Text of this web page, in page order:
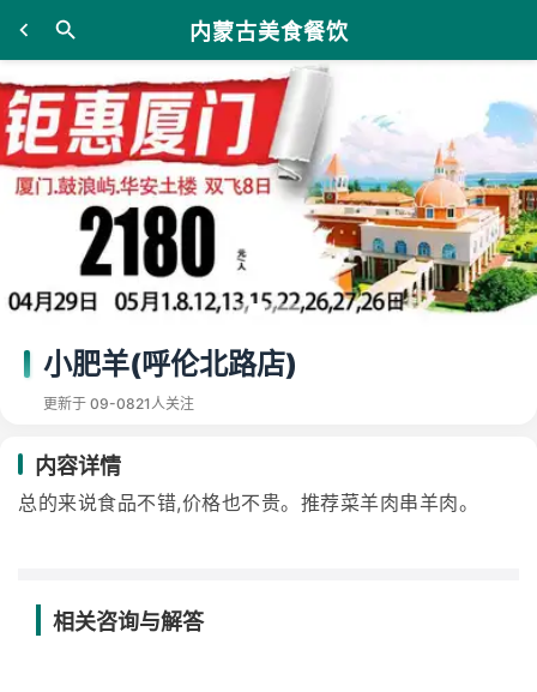
内蒙古美食餐饮
小肥羊(呼伦北路店)
更新于 09-0821人关注
内容详情
总的来说食品不错,价格也不贵。推荐菜羊肉串羊肉。
相关咨询与解答